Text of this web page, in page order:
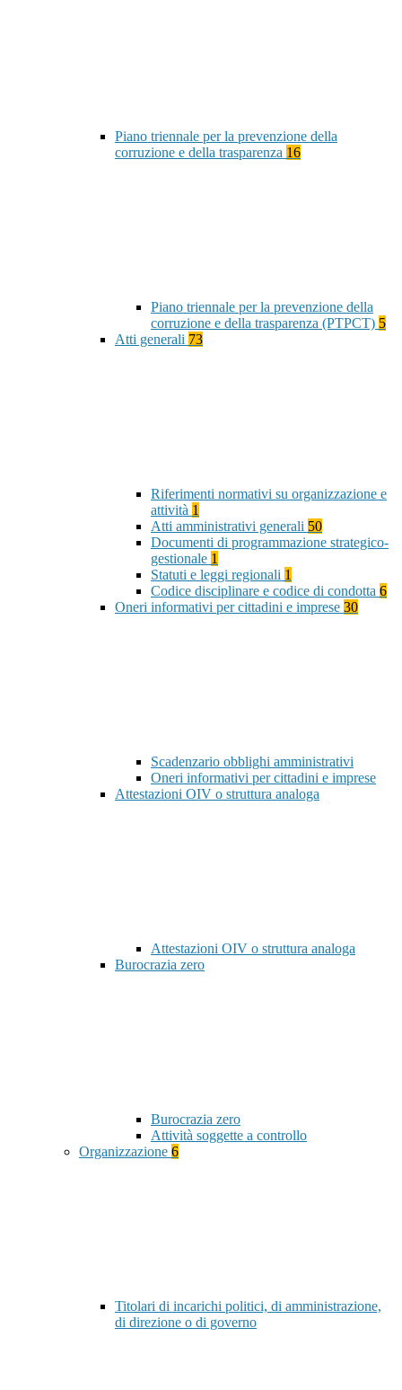
Piano triennale per la prevenzione della
corruzione e della trasparenza 16
Piano triennale per la prevenzione della
corruzione e della trasparenza (PTPCT) 5
Atti generali 73
Riferimenti normativi su organizzazione e
attività 1
Atti amministrativi generali 50
Documenti di programmazione strategico-
gestionale 1
Statuti e leggi regionali 1
Codice disciplinare e codice di condotta 6
Oneri informativi per cittadini e imprese 30
Scadenzario obblighi amministrativi
Oneri informativi per cittadini e imprese
Attestazioni OIV o struttura analoga
Attestazioni OIV o struttura analoga
Burocrazia zero
Burocrazia zero
Attività soggette a controllo
Organizzazione 6
Titolari di incarichi politici, di amministrazione,
di direzione o di governo